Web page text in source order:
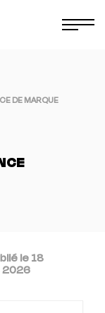
DE MARQUE
le 18
2026